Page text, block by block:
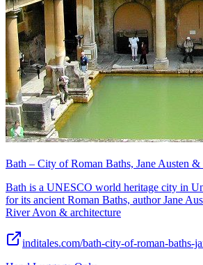
Bath – City of Roman Baths, Jane Austen
Bath is a UNESCO world heritage city in
for its ancient Roman Baths, author Jane
River Avon & architecture
inditales.com/bath-city-of-roman-baths-